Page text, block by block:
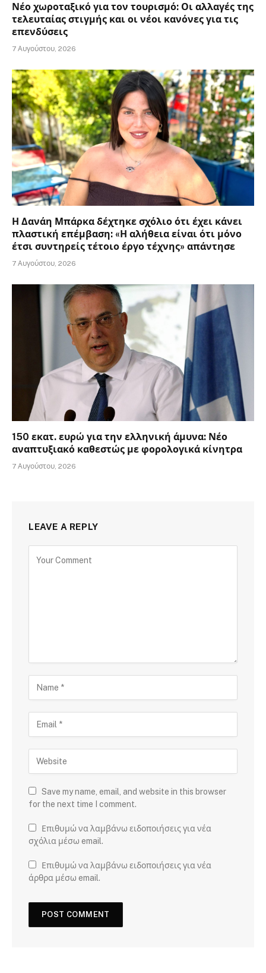
Νέο χωροταξικό για τον τουρισμό: Οι αλλαγές της
τελευταίας στιγμής και οι νέοι κανόνες για τις
επενδύσεις
7 Αυγούστου, 2026
Η Δανάη Μπάρκα δέχτηκε σχόλιο ότι έχει κάνει
πλαστική επέμβαση: «Η αλήθεια είναι ότι μόνο
έτσι συντηρείς τέτοιο έργο τέχνης» απάντησε
7 Αυγούστου, 2026
150 εκατ. ευρώ για την ελληνική άμυνα: Νέο
αναπτυξιακό καθεστώς με φορολογικά κίνητρα
7 Αυγούστου, 2026
LEAVE A REPLY
Save my name, email, and website in this browser
for the next time I comment.
Επιθυμώ να λαμβάνω ειδοποιήσεις για νέα
σχόλια μέσω email.
Επιθυμώ να λαμβάνω ειδοποιήσεις για νέα
άρθρα μέσω email.